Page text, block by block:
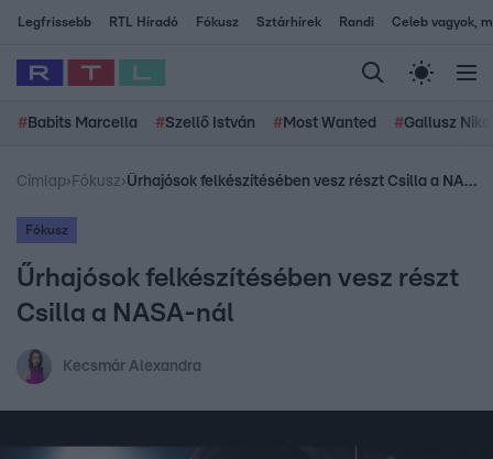
Legfrissebb RTL Híradó Fókusz Sztárhírek Randi Celeb vagyok,
# Babits Marcella #Szellő István # Most Wanted #Gallusz
Címlap› Fókusz› Űrhajósok felkészítésében vesz részt Csilla a NASA-nál
Fókusz
Űrhajósok felkészítésében vesz részt
Csilla a NASA-nál
Kecsmár Alexandra